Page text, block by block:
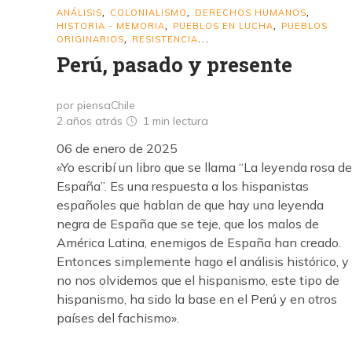
ANÁLISIS COLONIALISMO DERECHOS HUMANOS
HISTORIA - MEMORIA PUEBLOS EN LUCHA
PUEBLOS
ORIGINARIOS
RESISTENCIA
Perú, pasado y presente
por piensaChile
2 años atrás
1 min lectura
06 de enero de 2025
«Yo escribí un libro que se llama “La leyenda rosa de
España”. Es una respuesta a los hispanistas
españoles que hablan de que hay una leyenda
negra de España que se teje, que los malos de
América Latina, enemigos de España han creado.
Entonces simplemente hago el análisis histórico, y
no nos olvidemos que el hispanismo, este tipo de
hispanismo, ha sido la base en el Perú y en otros
países del fachismo».